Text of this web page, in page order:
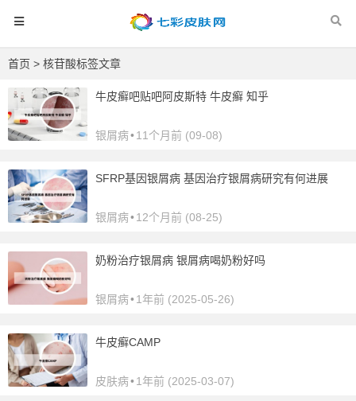
首页 > 核苷酸标签文章
牛皮癣吧贴吧阿皮斯特 牛皮癣 知乎
银屑病•11个月前 (09-08)
SFRP基因银屑病 基因治疗银屑病研究有何进展
银屑病•12个月前 (08-25)
奶粉治疗银屑病 银屑病喝奶粉好吗
银屑病•1年前 (2025-05-26)
牛皮癣CAMP
皮肤病•1年前 (2025-03-07)